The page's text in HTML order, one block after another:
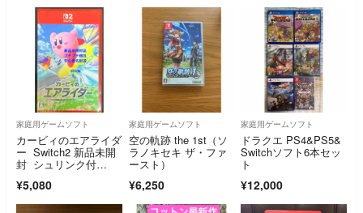
家庭用ゲームソフト
カービィのエアライダ
ー Switch2 新品未開
封 シュリンク付
¥5,080
家庭用ゲームソフト
空の軌跡 the 1st（ソ
ラノキセキ ザ・ファ
ースト）
¥6,250
家庭用ゲームソフト
ドラクエ PS4&PS5&
Switchソフト6本セッ
ト
¥12,000